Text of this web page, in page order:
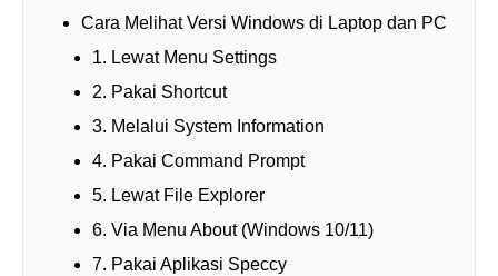
Cara Melihat Versi Windows di Laptop dan PC
1. Lewat Menu Settings
2. Pakai Shortcut
3. Melalui System Information
4. Pakai Command Prompt
5. Lewat File Explorer
6. Via Menu About (Windows 10/11)
7. Pakai Aplikasi Speccy